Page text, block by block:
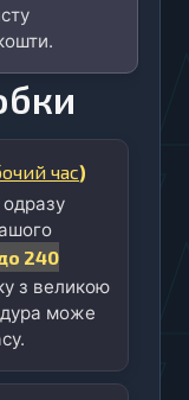
час)
240
з великою
може